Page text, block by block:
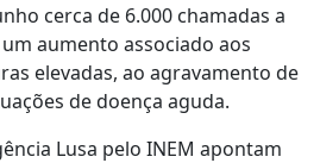
cerca de 6.000 chamadas a
aumento associado aos
elevadas, ao agravamento de
de doença aguda.
Lusa pelo INEM apontam